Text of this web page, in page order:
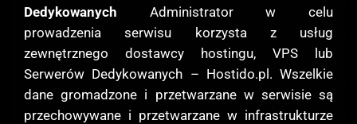
Dedykowanych Administrator w celu
prowadzenia serwisu korzysta z usług
zewnętrznego dostawcy hostingu, VPS lub
Serwerów Dedykowanych – Hostido.pl. Wszelkie
dane gromadzone i przetwarzane w serwisie są
przechowywane i przetwarzane w infrastrukturze